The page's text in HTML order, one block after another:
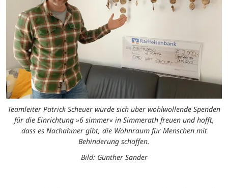
Teamleiter Patrick Scheuer würde sich über wohlwollende Spenden
für die Einrichtung »6 simmer« in Simmerath freuen und hofft,
dass es Nachahmer gibt, die Wohnraum für Menschen mit
Behinderung schaffen.
Bild: Günther Sander